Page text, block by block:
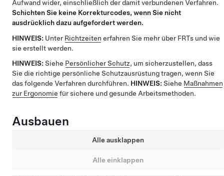
Aufwand wider, einschließlich der damit verbundenen Verfahren.
Schichten Sie keine Korrekturcodes, wenn Sie nicht
ausdrücklich dazu aufgefordert werden.
HINWEIS: Unter Richtzeiten erfahren Sie mehr über FRTs und wie
sie erstellt werden.
HINWEIS: Siehe Persönlicher Schutz, um sicherzustellen, dass
Sie die richtige persönliche Schutzausrüstung tragen, wenn Sie
das folgende Verfahren durchführen. HINWEIS: Siehe Maßnahmen
zur Ergonomie für sichere und gesunde Arbeitsmethoden.
Ausbauen
Alle ausklappen
Alle einklappen